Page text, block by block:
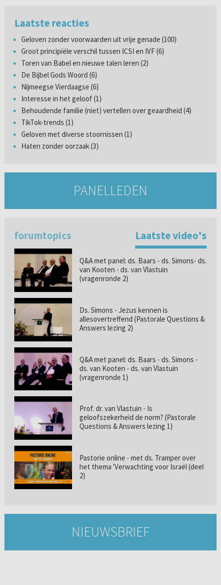
Laatste reacties
Geloven zonder voorwaarden uit vrije genade (100)
Groot principiële verschil tussen ICSI en IVF (6)
Toren van Babel en nieuwe talen leren (2)
De Bijbel Gods Woord (6)
Nijmeegse Vierdaagse (6)
Interesse in het geloof (1)
Behoudende familie (niet) vertellen over geaardheid (4)
TikTok-trends (1)
Geloven met diverse stoornissen (1)
Haten zonder oorzaak (3)
PANELLEDEN
forumtopics Laatste video's
Q&A met panel: ds. Baars - ds. Simons- ds.
van Kooten - ds. van Vlastuin
(vragenronde 2)
Ds. Simons - Jezus kennen is
allesovertreffend (Pastorale Questions &
Answers lezing 2)
Q&A met panel: ds. Baars - ds. Simons -
ds. van Kooten - ds. van Vlastuin
(vragenronde 1)
Prof. dr. van Vlastuin - Is
geloofszekerheid de norm? (Pastorale
Questions & Answers lezing 1)
Pastorie online - met ds. Tramper over
het thema 'Verwachting voor Israël (deel
2)
NIEUWSBRIEF